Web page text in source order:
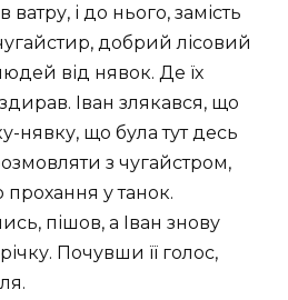
і до нього, замість
добрий лісовий
від нявок. Де їх
Іван злякався, що
нявку, що була тут десь
з чугайстром,
прохання у танок.
пішов, а Іван знову
Почувши її голос,